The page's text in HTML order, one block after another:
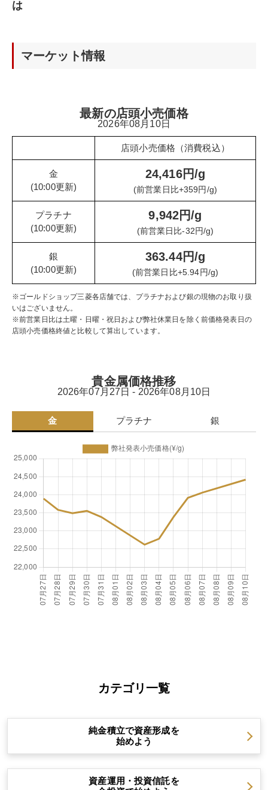
は
マーケット情報
最新の店頭小売価格
2026年08月10日
店頭小売価格（消費税込）
金
(10:00更新)
24,416円/g
(前営業日比+359円/g)
プラチナ
(10:00更新)
9,942円/g
(前営業日比-32円/g)
銀
(10:00更新)
363.44円/g
(前営業日比+5.94円/g)
※ゴールドショップ三菱各店舗では、プラチナおよび銀の現物のお取り扱
いはございません。
※前営業日比は土曜・日曜・祝日および弊社休業日を除く前価格発表日の
店頭小売価格終値と比較して算出しています。
貴金属価格推移
2026年07月27日 - 2026年08月10日
金 プラチナ 銀
カテゴリ一覧
純金積立で資産形成を
始めよう
資産運用・投資信託を